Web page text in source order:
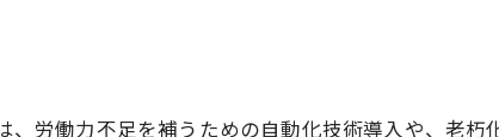
労働力不足を補うための自動化技術導入や、老朽